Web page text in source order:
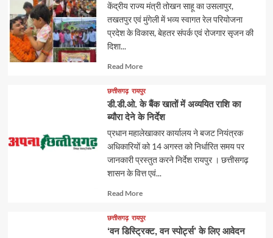
केंद्रीय राज्य मंत्री तोखन साहू का उसलापुर,
तखतपुर एवं मुंगेली में भव्य स्वागत रेल परियोजना
प्रदेश के विकास, बेहतर संपर्क एवं रोजगार सृजन की
दिशा...
Read MoreRead
about
छत्तीसगढ़ रायपुर
डी.डी.ओ. के बैंक खातों में अव्ययित राशि का
ब्यौरा देने के निर्देश
प्रधान महालेखाकार कार्यालय ने बजट नियंत्रक
अधिकारियों को 14 अगस्त को निर्धारित समय पर
जानकारी प्रस्तुत करने निर्देश रायपुर । छत्तीसगढ़
शासन के वित्त एवं...
Read MoreRead
about
छत्तीसगढ़ रायपुर
‘वन डिस्ट्रिक्ट, वन स्पोर्ट्स’ के लिए आवेदन